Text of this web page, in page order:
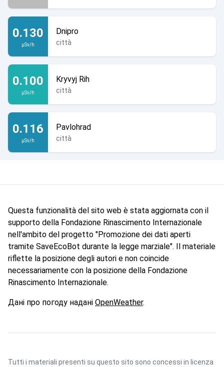
0.130
µSv/h
Dnipro
città
0.100
µSv/h
Kryvyj Rih
città
0.116
µSv/h
Pavlohrad
città
Questa funzionalità del sito web è stata aggiornata con il
supporto della Fondazione Rinascimento Internazionale
nell'ambito del progetto "Promozione dei dati aperti
tramite SaveEcoBot durante la legge marziale". Il materiale
riflette la posizione degli autori e non coincide
necessariamente con la posizione della Fondazione
Rinascimento Internazionale.
Дані про погоду надані OpenWeather.
Tutti i materiali presenti su questo sito sono concessi in licenza